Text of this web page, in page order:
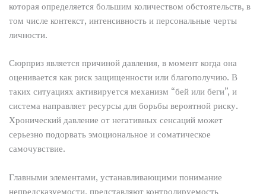
которая определяется большим количеством обстоятельств, в
том числе контекст, интенсивность и персональные черты
личности.
Сюрприз является причиной давления, в момент когда она
оценивается как риск защищенности или благополучию. В
таких ситуациях активируется механизм “бей или беги”, и
система направляет ресурсы для борьбы вероятной риску.
Хронический давление от негативных сенсаций может
серьезно подорвать эмоциональное и соматическое
самочувствие.
Главными элементами, устанавливающими понимание
непредсказуемости, представляют контролируемость